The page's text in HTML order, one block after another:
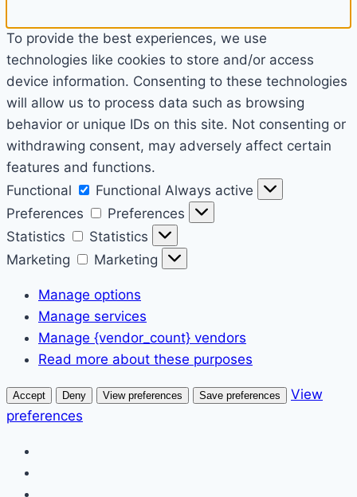
To provide the best experiences, we use
technologies like cookies to store and/or access
device information. Consenting to these technologies
will allow us to process data such as browsing
behavior or unique IDs on this site. Not consenting or
withdrawing consent, may adversely affect certain
features and functions.
Functional
Functional Always active
Preferences
Preferences
Statistics
Statistics
Marketing
Marketing
Manage options
Manage services
Manage {vendor_count} vendors
Read more about these purposes
Accept Deny View preferences Save preferences
View
preferences